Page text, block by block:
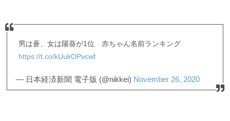
男は蒼、女は陽葵が1位 赤ちゃん名前ランキング
https://t.co/kUukOPvcwf
— 日本経済新聞 電子版 (@nikkei) November 26, 2020